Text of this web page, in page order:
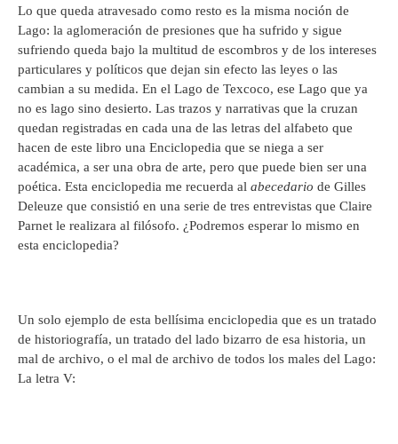
Lo que queda atravesado como resto es la misma noción de
Lago: la aglomeración de presiones que ha sufrido y sigue
sufriendo queda bajo la multitud de escombros y de los intereses
particulares y políticos que dejan sin efecto las leyes o las
cambian a su medida. En el Lago de Texcoco, ese Lago que ya
no es lago sino desierto. Las trazos y narrativas que la cruzan
quedan registradas en cada una de las letras del alfabeto que
hacen de este libro una Enciclopedia que se niega a ser
académica, a ser una obra de arte, pero que puede bien ser una
poética. Esta enciclopedia me recuerda al abecedario de Gilles
Deleuze que consistió en una serie de tres entrevistas que Claire
Parnet le realizara al filósofo. ¿Podremos esperar lo mismo en
esta enciclopedia?
Un solo ejemplo de esta bellísima enciclopedia que es un tratado
de historiografía, un tratado del lado bizarro de esa historia, un
mal de archivo, o el mal de archivo de todos los males del Lago:
La letra V: